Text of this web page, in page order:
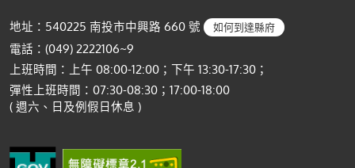
地址：540225 南投市中興路 660 號 如何到達縣府
電話：(049) 2222106~9
上班時間：上午 08:00-12:00；下午 13:30-17:30；
彈性上班時間：07:30-08:30；17:00-18:00
( 週六、日及例假日休息 )